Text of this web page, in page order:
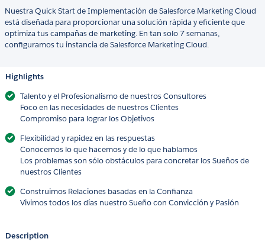
Nuestra Quick Start de Implementación de Salesforce Marketing Cloud
está diseñada para proporcionar una solución rápida y eficiente que
optimiza tus campañas de marketing. En tan solo 7 semanas,
configuramos tu instancia de Salesforce Marketing Cloud.
Highlights
Talento y el Profesionalismo de nuestros Consultores
Foco en las necesidades de nuestros Clientes
Compromiso para lograr los Objetivos
Flexibilidad y rapidez en las respuestas
Conocemos lo que hacemos y de lo que hablamos
Los problemas son sólo obstáculos para concretar los Sueños de
nuestros Clientes
Construimos Relaciones basadas en la Confianza
Vivimos todos los días nuestro Sueño con Convicción y Pasión
Description